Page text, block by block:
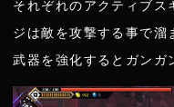
それぞれのアクティブス
ジは敵を攻撃する事で溜
武器を強化するとガンガ